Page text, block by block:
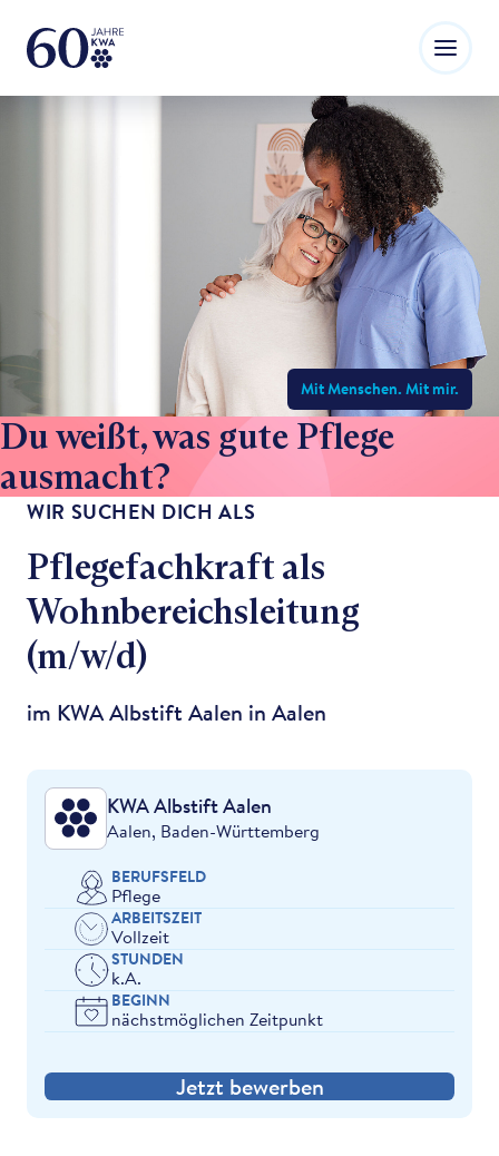
Du weißt, was gute Pflege
ausmacht?
Mit Menschen. Mit mir.
WIR SUCHEN DICH ALS
Pflegefachkraft als
Wohnbereichsleitung
(m/w/d)
im KWA Albstift Aalen in Aalen
KWA Albstift Aalen
Aalen, Baden-Württemberg
BERUFSFELD
Pflege
ARBEITSZEIT
Vollzeit
STUNDEN
k.A.
BEGINN
nächstmöglichen Zeitpunkt
Jetzt bewerben